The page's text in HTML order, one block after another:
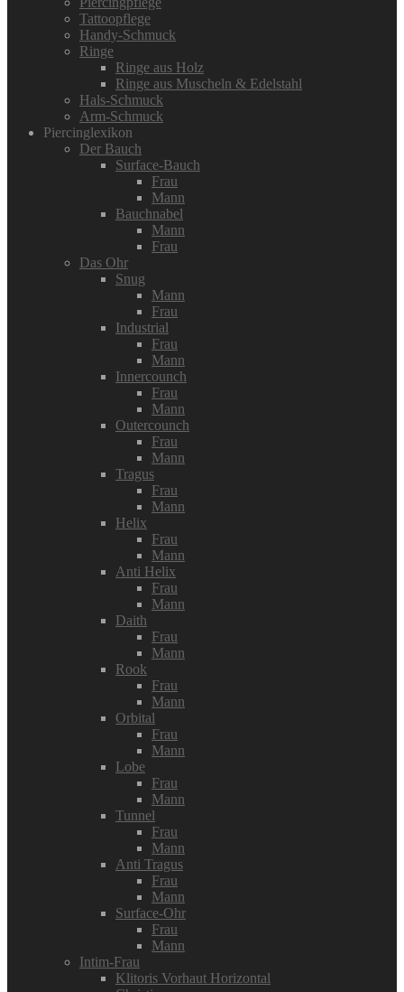
Tattoopflege
Handy-Schmuck
Ringe
Ringe aus Holz
Ringe aus Muscheln & Edelstahl
Hals-Schmuck
Arm-Schmuck
Piercinglexikon
Der Bauch
Surface-Bauch
Frau
Mann
Bauchnabel
Mann
Frau
Das Ohr
Snug
Mann
Frau
Industrial
Frau
Mann
Innercounch
Frau
Mann
Outercounch
Frau
Mann
Tragus
Frau
Mann
Helix
Frau
Mann
Anti Helix
Frau
Mann
Daith
Frau
Mann
Rook
Frau
Mann
Orbital
Frau
Mann
Lobe
Frau
Mann
Tunnel
Frau
Mann
Anti Tragus
Frau
Mann
Surface-Ohr
Frau
Mann
Intim-Frau
Klitoris Vorhaut Horizontal